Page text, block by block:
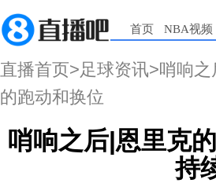
首页 NBA视频
直播首页>足球资讯>哨响
的跑动和换位
哨响之后|恩里克
持